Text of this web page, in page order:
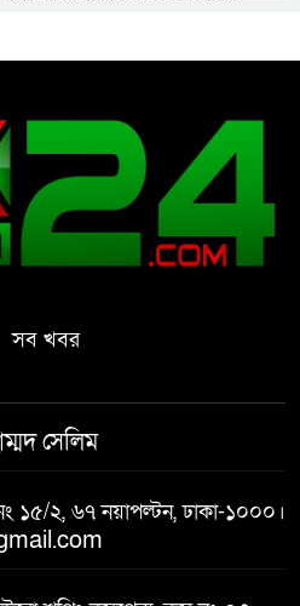
ইসলামী মহা-সমাবেশ
করতে মতবিনিময় সভা
হাতে ধর্ষণের শিকার স্কুলছাত্রী
গভীর রাতে চাচীর ঘরে ভাতিজা,
কেটে উধাও চাচী
র‌্যাবের অভিযান: ২
হত্যা মামলার আসামিসহ
৪
সব খবর
সেলিম
১৫/২, ৬৭ নয়াপল্টন, ঢাকা-১০০০।